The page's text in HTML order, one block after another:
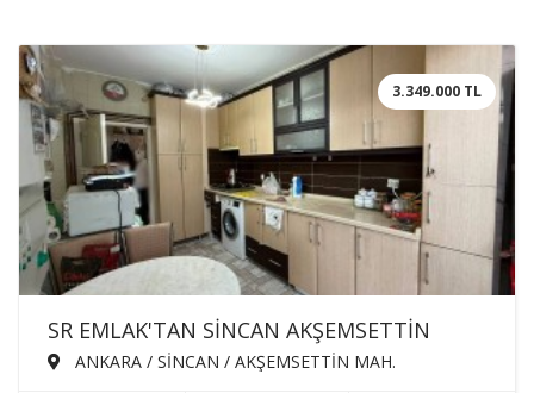
3.349.000 TL
SR EMLAK'TAN SİNCAN AKŞEMSETTİN
MAH'DE 3+1 110m² KATTA ÖN CEPHE
ANKARA / SİNCAN / AKŞEMSETTİN MAH.